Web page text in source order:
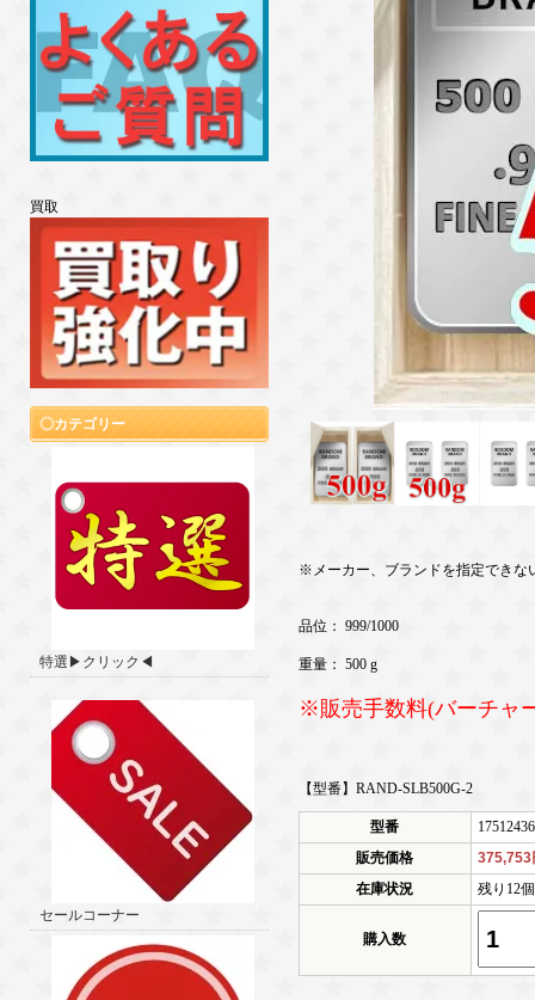
買取
カテゴリー
特選▶クリック◀
セールコーナー
※メーカー、ブランドを指定できな
品位： 999/1000
重量： 500 g
※販売手数料(バーチャ
【型番】RAND-SLB500G-2
型番
販売価格
375,753
在庫状況
残り12
購入数